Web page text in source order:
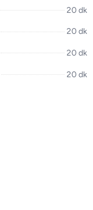
20 dk
20 dk
20 dk
20 dk